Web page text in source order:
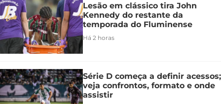
Lesão em clássico tira John
Kennedy do restante da
temporada do Fluminense
Há 2 horas
Série D começa a definir acessos;
veja confrontos, formato e onde
assistir